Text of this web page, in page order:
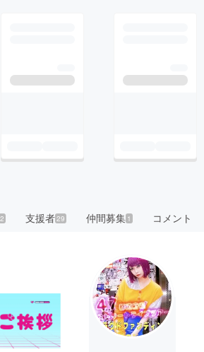
2 支援者 29 仲間募集 1 コメント